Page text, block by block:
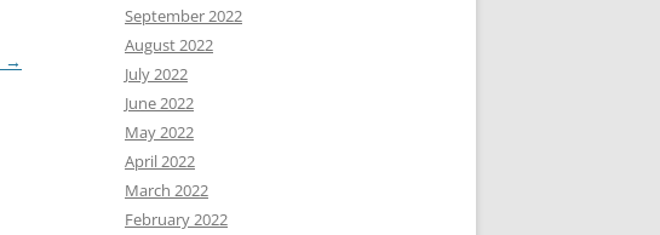
→
September 2022
August 2022
July 2022
June 2022
May 2022
April 2022
March 2022
February 2022